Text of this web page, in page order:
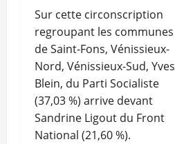
Sur cette circonscription
regroupant les communes
de Saint-Fons, Vénissieux-
Nord, Vénissieux-Sud, Yves
Blein, du Parti Socialiste
(37,03 %) arrive devant
Sandrine Ligout du Front
National (21,60 %).